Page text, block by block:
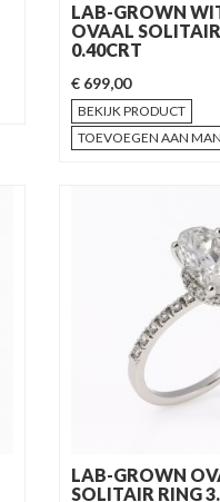
LAB-GROWN
OVAAL
0.40CRT
€ 699,00
BEKIJK PRODUCT
TOEVOEGEN AAN
LAB-GROWN
SOLITAIR RING